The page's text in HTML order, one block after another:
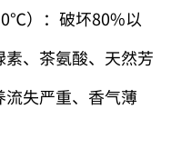
）：破坏80%以
、茶氨酸、天然芳
失严重、香气薄